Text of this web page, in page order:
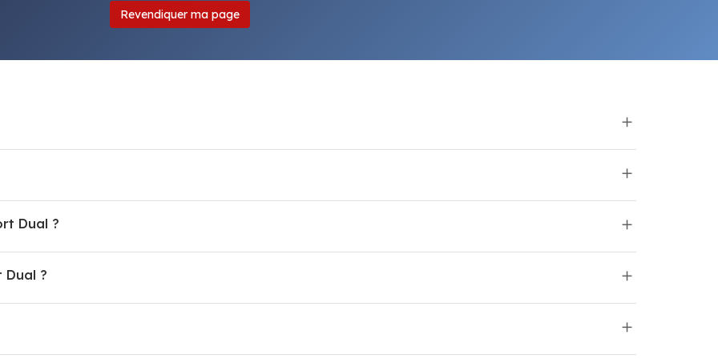
Revendiquer ma page
Dual ?
Dual ?